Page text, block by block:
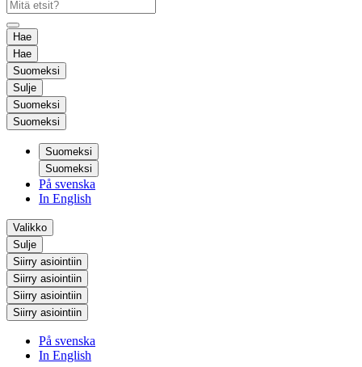
Hae
Hae
Suomeksi
Sulje
Suomeksi
Suomeksi
Suomeksi
Suomeksi
På svenska
In English
Valikko
Sulje
Siirry asiointiin
Siirry asiointiin
Siirry asiointiin
Siirry asiointiin
På svenska
In English